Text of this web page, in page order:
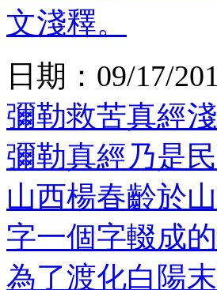
文淺釋。
日期： 09/17/
彌勒救苦真經
彌勒真經乃是
山西楊春齡於
字一個字輟成
為了渡化白陽